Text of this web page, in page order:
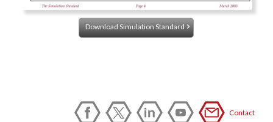
Download Simulation Standard
Contact